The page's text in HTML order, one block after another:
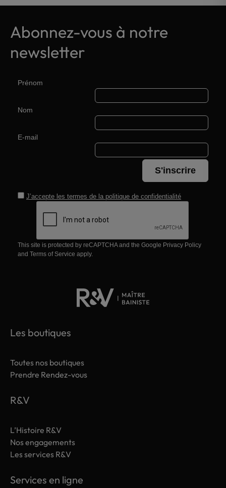
Abonnez-vous à notre
newsletter
Prénom
Nom
E-mail
S'inscrire
J’accepte les termes de la politique de confidentialité
This site is protected by reCAPTCHA and the Google Privacy Policy
and Terms of Service apply.
Les boutiques
Toutes nos boutiques
Prendre Rendez-vous
R&V
L’Histoire R&V
Nos engagements
Les services R&V
Services en ligne